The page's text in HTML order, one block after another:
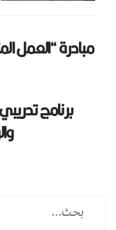
مبادرة “العمل
برنامج